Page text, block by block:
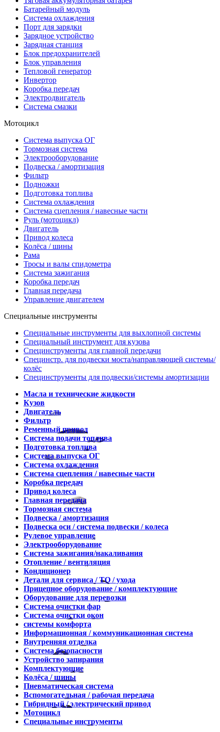
Батарейный модуль
Система охлаждения
Порт для зарядки
Зарядное устройство
Зарядная станция
Блок предохранителей
Блок управления
Тепловой генератор
Инвертор
Коробка передач
Электродвигатель
Система смазки
Мотоцикл
Система выпуска ОГ
Тормозная система
Электрооборудование
Подвеска / амортизация
Фильтр
Подножки
Подготовка топлива
Система охлаждения
Система сцепления / навесные части
Руль (мотоцикл)
Двигатель
Привод колеса
Колёса / шины
Рама
Тросы и валы спидометра
Система зажигания
Коробка передач
Главная передача
Управление двигателем
Специальные инструменты
Специальные инструменты для выхлопной системы
Специальный инструмент для кузова
Специнструменты для главной передачи
Специнстр. для подвески моста/направляющей системы/
колёс
Специнструменты для подвески/системы амортизации
Масла и технические жидкости
Кузов
Двигатель
Фильтр
Ременный привод
Система подачи топлива
Подготовка топлива
Система выпуска ОГ
Система охлаждения
Система сцепления / навесные части
Коробка передач
Привод колеса
Главная передача
Тормозная система
Подвеска / амортизация
Подвеска оси / система подвески / колеса
Рулевое управление
Электрооборудование
Система зажигания/накаливания
Отопление / вентиляция
Кондиционер
Детали для сервиса / ТО / ухода
Прицепное оборудование / комплектующие
Оборудование для перевозки
Система очистки фар
Система очистки окон
системы комфорта
Информационная / коммуникационная система
Внутренняя отделка
Система безопасности
Устройство запирания
Комплектующие
Колёса / шины
Пневматическая система
Вспомогательная / рабочая передача
Гибридный / электрический привод
Мотоцикл
Специальные инструменты